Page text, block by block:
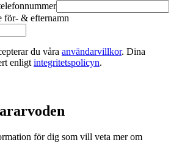
för- & efternamn
du våra användarvillkor. Dina
enligt integritetspolicyn.
för dig som vill veta mer om